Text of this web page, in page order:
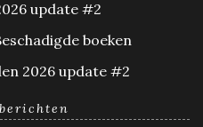
update #2
boeken
2026 update #2